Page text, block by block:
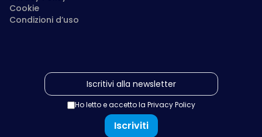
Cookie
Condizioni d’uso
Ho letto e accetto la Privacy Policy
Iscriviti